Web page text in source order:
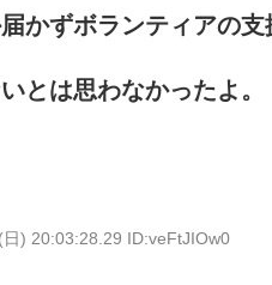
かずボランティアの
とは思わなかったよ。
) 20:03:28.29 ID:veFtJIOw0